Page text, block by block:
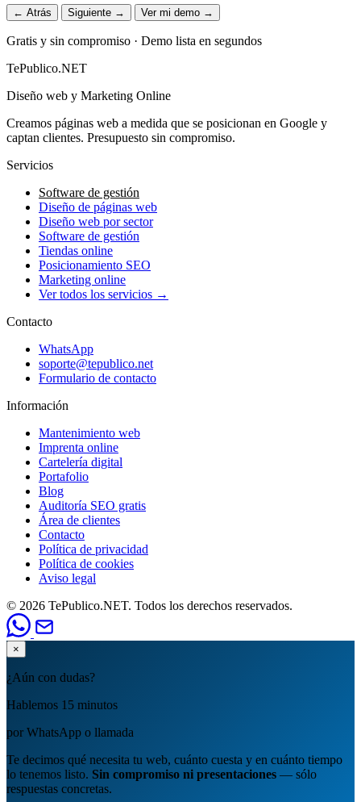
← Atrás Siguiente → Ver mi demo →
Gratis y sin compromiso · Demo lista en segundos
TePublico.NET
Diseño web y Marketing Online
Creamos páginas web a medida que se posicionan en Google y
captan clientes. Presupuesto sin compromiso.
Servicios
Software de gestión
Diseño de páginas web
Diseño web por sector
Software de gestión
Tiendas online
Posicionamiento SEO
Marketing online
Ver todos los servicios →
Contacto
WhatsApp
soporte@tepublico.net
Formulario de contacto
Información
Mantenimiento web
Imprenta online
Cartelería digital
Portafolio
Blog
Auditoría SEO gratis
Área de clientes
Contacto
Política de privacidad
Política de cookies
Aviso legal
© 2026 TePublico.NET. Todos los derechos reservados.
×
¿Aún con dudas?
Hablemos 15 minutos
por WhatsApp o llamada
Te decimos qué necesita tu web, cuánto cuesta y en cuánto tiempo
lo tenemos listo. Sin compromiso ni presentaciones — sólo
respuestas concretas.